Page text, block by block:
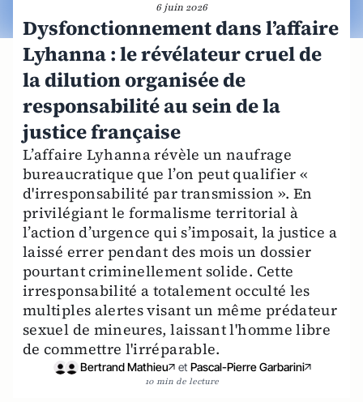
6 juin 2026
Dysfonctionnement dans l’affaire
Lyhanna : le révélateur cruel de
la dilution organisée de
responsabilité au sein de la
justice française
L’affaire Lyhanna révèle un naufrage
bureaucratique que l’on peut qualifier «
d'irresponsabilité par transmission ». En
privilégiant le formalisme territorial à
l’action d’urgence qui s’imposait, la justice a
laissé errer pendant des mois un dossier
pourtant criminellement solide. Cette
irresponsabilité a totalement occulté les
multiples alertes visant un même prédateur
sexuel de mineures, laissant l'homme libre
de commettre l'irréparable.
Bertrand Mathieu et Pascal-Pierre Garbarini
10 min de lecture